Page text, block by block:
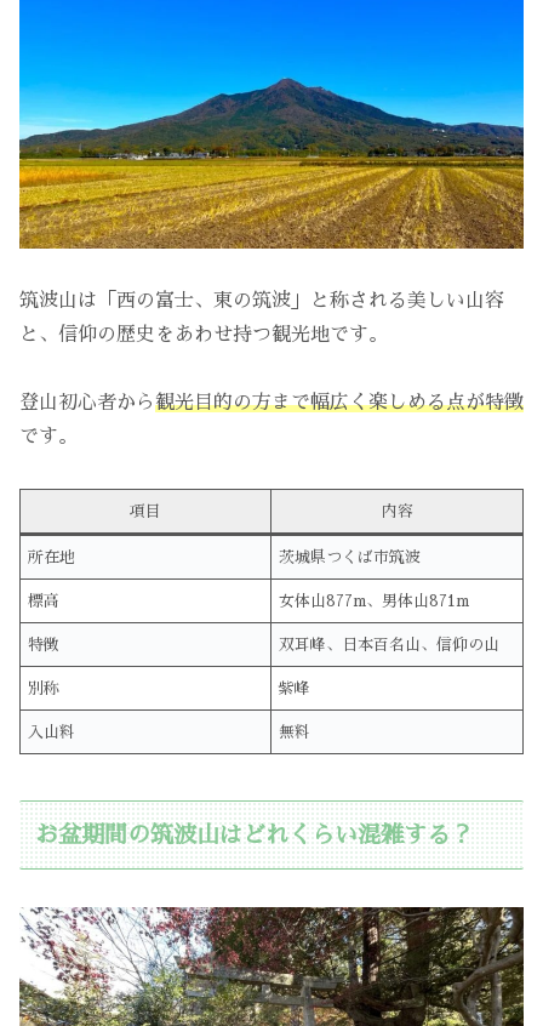
筑波山は「西の富士、東の筑波」と称される美しい山容
と、信仰の歴史をあわせ持つ観光地です。
登山初心者から観光目的の方まで幅広く楽しめる点が特徴
です。
項目 内容
所在地 茨城県つくば市筑波
標高 女体山877m、男体山871m
特徴 双耳峰、日本百名山、信仰の山
別称 紫峰
入山料 無料
お盆期間の筑波山はどれくらい混雑する？